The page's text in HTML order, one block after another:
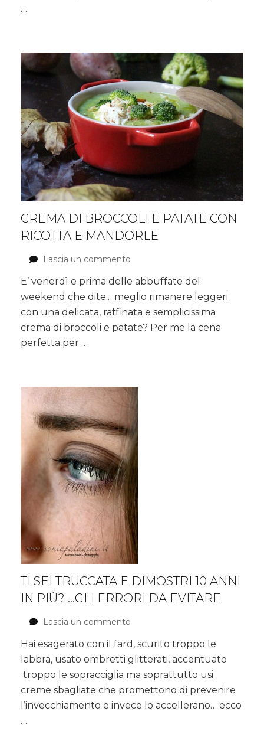
…
CREMA DI BROCCOLI E PATATE CON
RICOTTA E MANDORLE
Lascia un commento
di
broccoli
e
patate
con
E’ venerdì e prima delle abbuffate del
weekend che dite.. meglio rimanere leggeri
con una delicata, raffinata e semplicissima
crema di broccoli e patate? Per me la cena
perfetta per …
TI SEI TRUCCATA E DIMOSTRI 10 ANNI
IN PIÙ? …GLI ERRORI DA EVITARE
Lascia un commento
sei
truccata
e
10
anni
Hai esagerato con il fard, scurito troppo le
labbra, usato ombretti glitterati, accentuato
troppo le sopracciglia ma soprattutto usi
creme sbagliate che promettono di prevenire
l’invecchiamento e invece lo accellerano… ecco
…